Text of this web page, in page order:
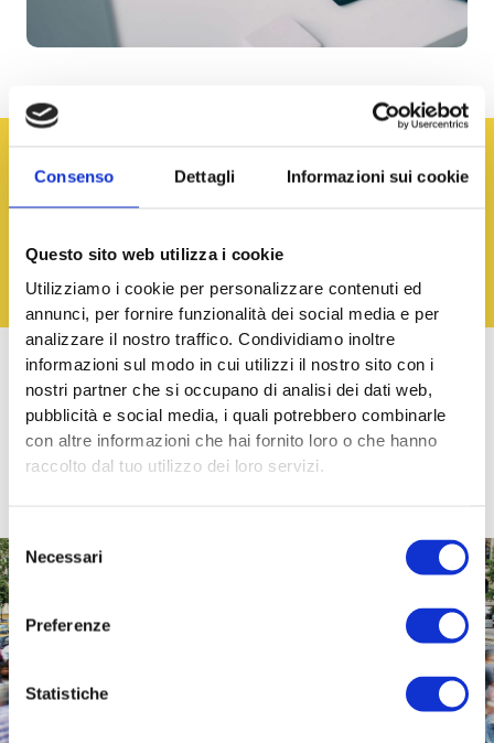
Consenso Dettagli Informazioni sui cookie
Questo sito web utilizza i cookie
Utilizziamo i cookie per personalizzare contenuti ed
annunci, per fornire funzionalità dei social media e per
analizzare il nostro traffico. Condividiamo inoltre
informazioni sul modo in cui utilizzi il nostro sito con i
nostri partner che si occupano di analisi dei dati web,
pubblicità e social media, i quali potrebbero combinarle
con altre informazioni che hai fornito loro o che hanno
raccolto dal tuo utilizzo dei loro servizi.
Selezione
del
consenso
Necessari
Preferenze
Statistiche
Altri servizi
Trasformiamo le idee in progetti e i bisogni in opportunità.
Yellow Boat è il partner per Enti e Aziende che vogliono